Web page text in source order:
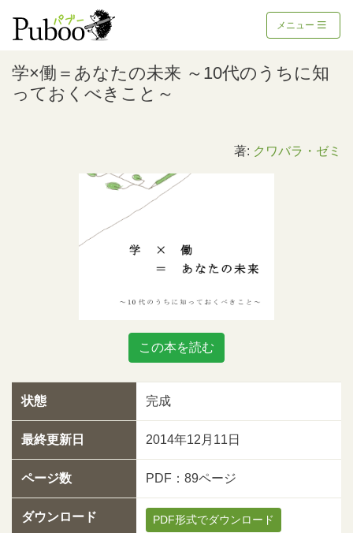
メニュー
学×働＝あなたの未来 ～10代のうちに知
っておくべきこと～
著: クワバラ・ゼミ
この本を読む
状態 完成
最終更新日 2014年12月11日
ページ数 PDF：89ページ
ダウンロード PDF形式でダウンロード